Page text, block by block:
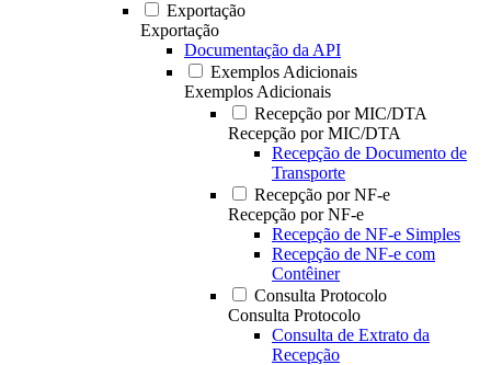
Exportação
Exportação
Documentação da API
Exemplos Adicionais
Exemplos Adicionais
Recepção por MIC/DTA
Recepção por MIC/DTA
Recepção de Documento de
Transporte
Recepção por NF-e
Recepção por NF-e
Recepção de NF-e Simples
Recepção de NF-e com
Contêiner
Consulta Protocolo
Consulta Protocolo
Consulta de Extrato da
Recepção